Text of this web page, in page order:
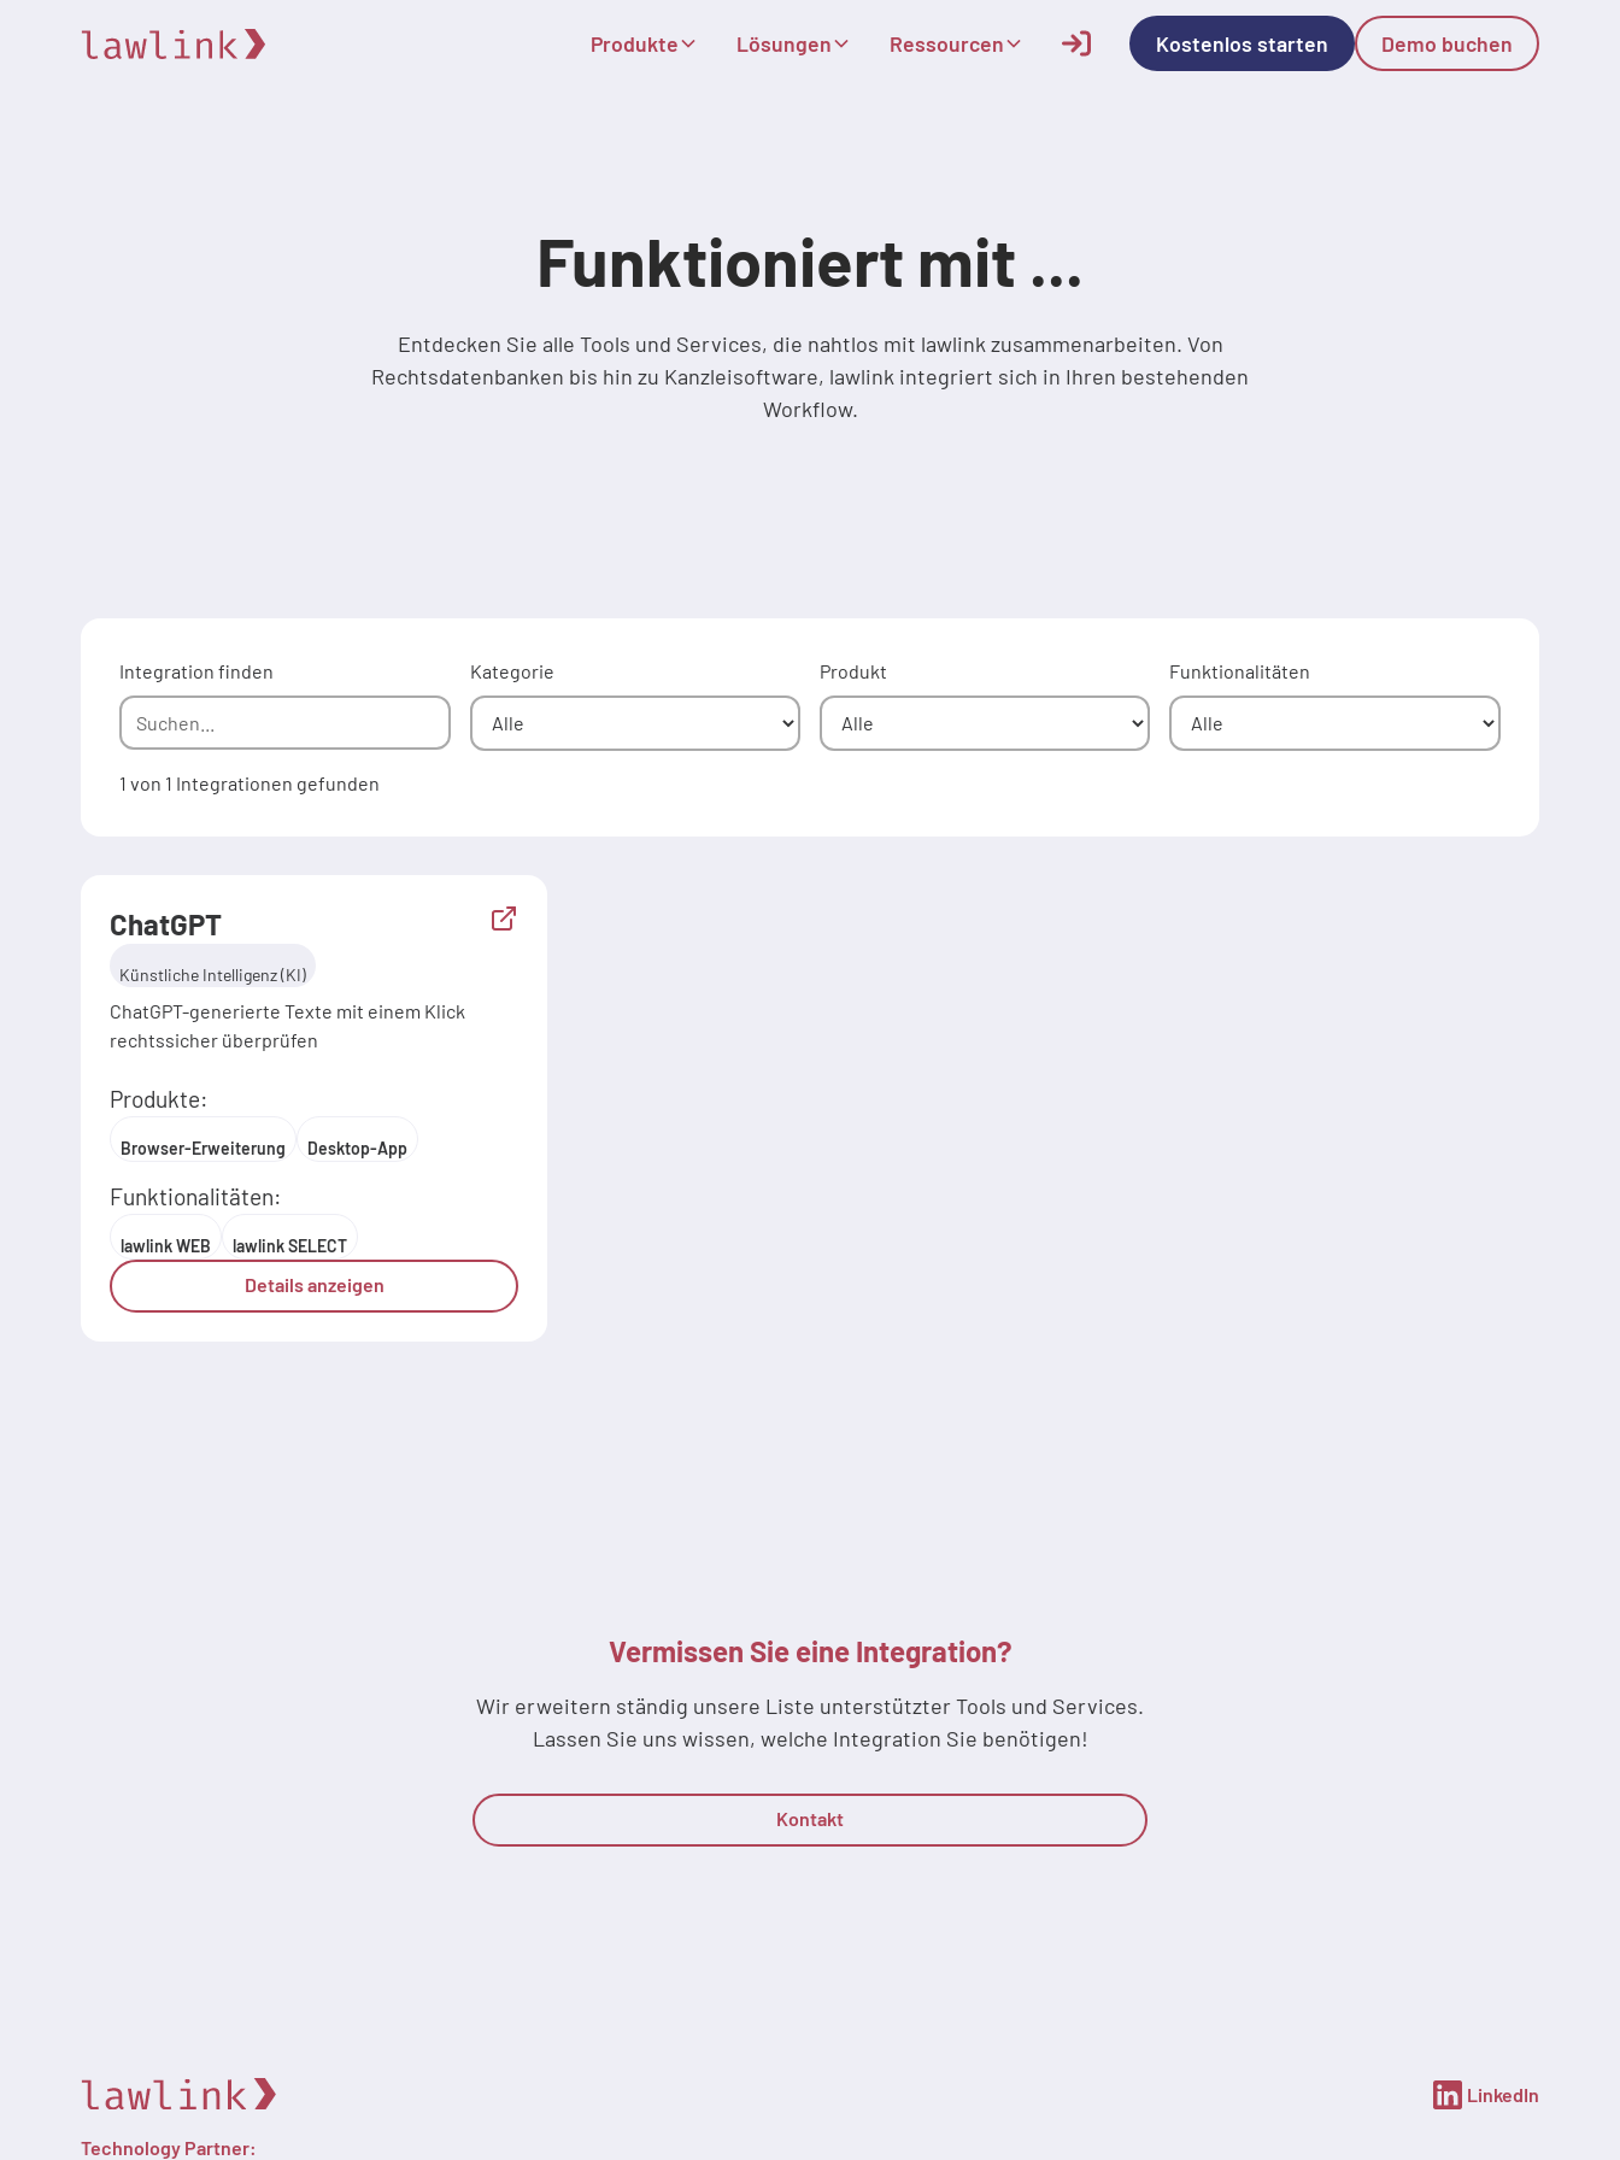
Produkte Lösungen Ressourcen Kostenlos starten Demo buchen
Funktioniert mit ...
Entdecken Sie alle Tools und Services, die nahtlos mit lawlink zusammenarbeiten. Von
Rechtsdatenbanken bis hin zu Kanzleisoftware, lawlink integriert sich in Ihren bestehenden
Workflow.
Integration finden Kategorie Produkt Funktionalitäten
1 von 1 Integrationen gefunden
ChatGPT
Künstliche Intelligenz (KI)
ChatGPT-generierte Texte mit einem Klick
rechtssicher überprüfen
Produkte:
Browser-Erweiterung Desktop-App
Funktionalitäten:
lawlink WEB lawlink SELECT
Details anzeigen
Vermissen Sie eine Integration?
Wir erweitern ständig unsere Liste unterstützter Tools und Services.
Lassen Sie uns wissen, welche Integration Sie benötigen!
Kontakt
LinkedIn
Technology Partner: